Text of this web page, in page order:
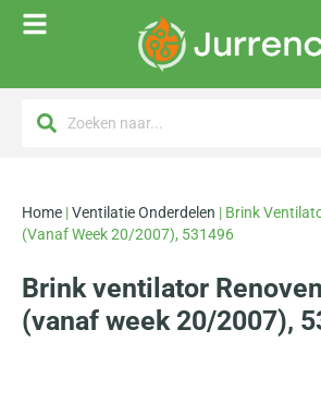
Home |Ventilatie Onderdelen | Brink
(vanaf Week 20/2007), 531496
Brink ventilator
(vanaf week 20/2007),